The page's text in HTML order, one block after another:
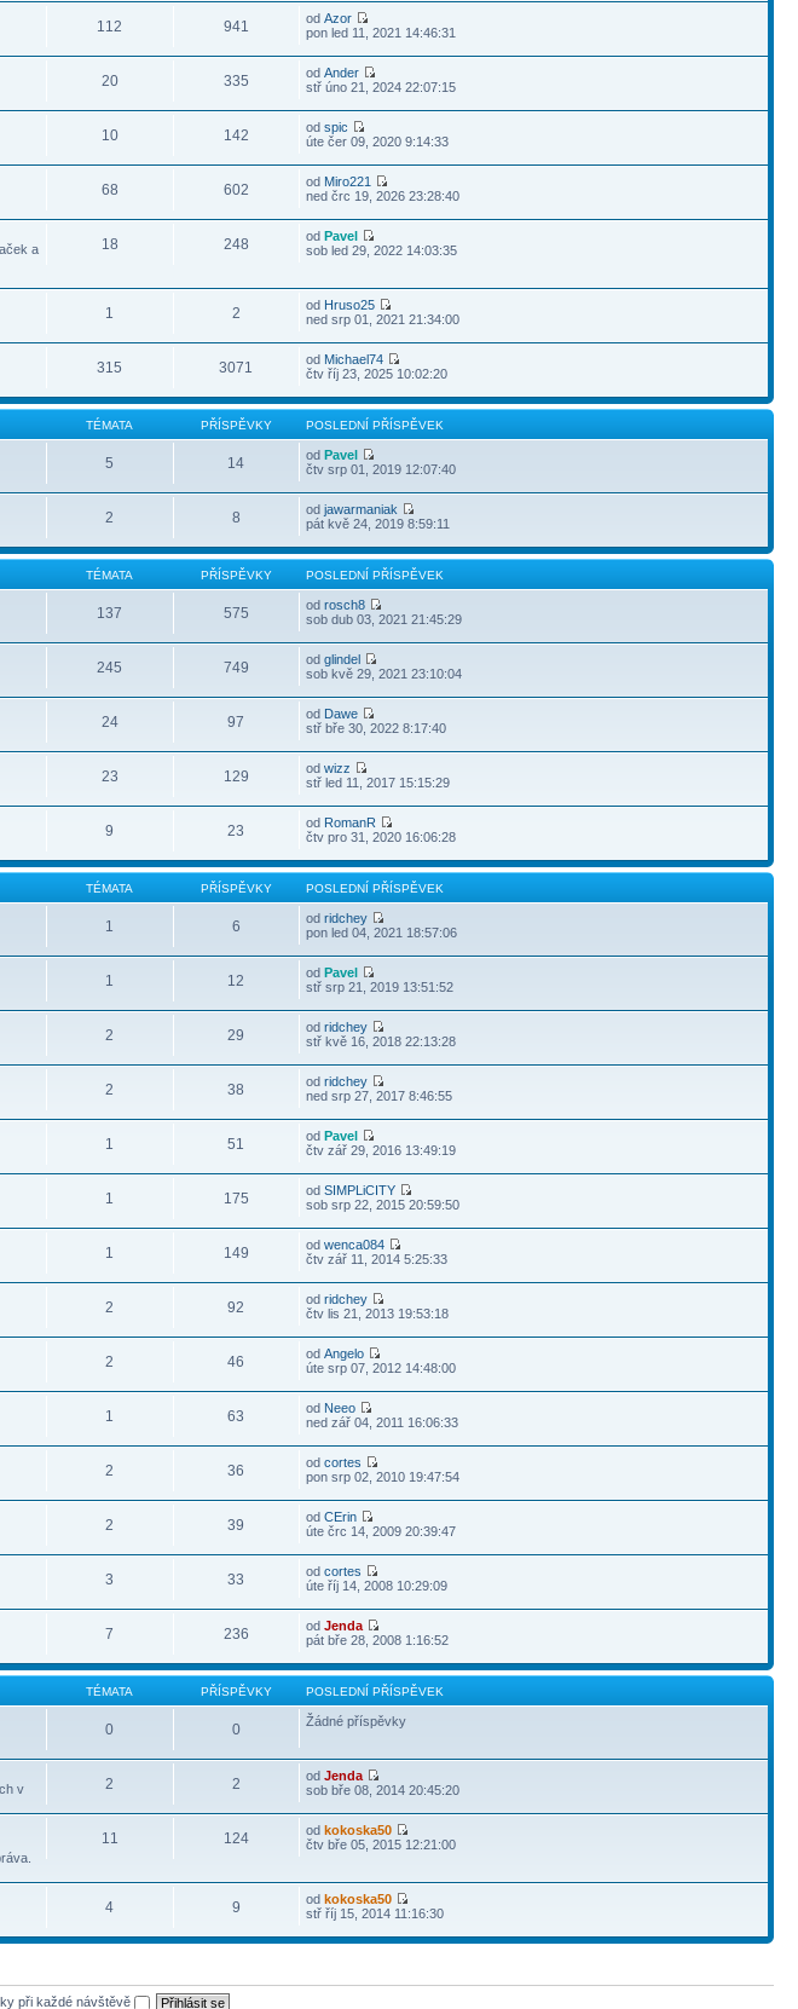
112 941 odAzor
pon led 11, 2021 14:46:31
20 335 odAnder
stř úno 21, 2024 22:07:15
10 142 odspic
úte čer 09, 2020 9:14:33
68 602 od Miro221
ned črc 19, 2026 23:28:40
a
18 248 odPavel
sob led 29, 2022 14:03:35
1 2 od Hruso25
ned srp 01, 2021 21:34:00
315 3071 od Michael74
čtv říj 23, 2025 10:02:20
TÉMATA PŘÍSPĚVKY POSLEDNÍ PŘÍSPĚVEK
5 14 odPavel
čtv srp 01, 2019 12:07:40
2 8 odjawarmaniak
pát kvě 24, 2019 8:59:11
TÉMATA PŘÍSPĚVKY POSLEDNÍ PŘÍSPĚVEK
137 575 odrosch8
sob dub 03, 2021 21:45:29
245 749 odglindel
sob kvě 29, 2021 23:10:04
24 97 od Dawe
stř bře 30, 2022 8:17:40
23 129 odwizz
stř led 11, 2017 15:15:29
9 23 od RomanR
čtv pro 31, 2020 16:06:28
TÉMATA PŘÍSPĚVKY POSLEDNÍ PŘÍSPĚVEK
1 6 odridchey
pon led 04, 2021 18:57:06
1 12 odPavel
stř srp 21, 2019 13:51:52
2 29 odridchey
stř kvě 16, 2018 22:13:28
2 38 odridchey
ned srp 27, 2017 8:46:55
1 51 odPavel
čtv zář 29, 2016 13:49:19
1 175 odSIMPLiCITY
sob srp 22, 2015 20:59:50
1 149 odwenca084
čtv zář 11, 2014 5:25:33
2 92 odridchey
čtv lis 21, 2013 19:53:18
2 46 odAngelo
úte srp 07, 2012 14:48:00
1 63 od Neeo
ned zář 04, 2011 16:06:33
2 36 odcortes
pon srp 02, 2010 19:47:54
2 39 odCErin
úte črc 14, 2009 20:39:47
3 33 odcortes
úte říj 14, 2008 10:29:09
7 236 odJenda
pát bře 28, 2008 1:16:52
TÉMATA PŘÍSPĚVKY POSLEDNÍ PŘÍSPĚVEK
0 0 Žádné příspěvky
v
2 2 odJenda
sob bře 08, 2014 20:45:20
11 124 odkokoska50
čtv bře 05, 2015 12:21:00
4 9 odkokoska50
stř říj 15, 2014 11:16:30
při každé návštěvě